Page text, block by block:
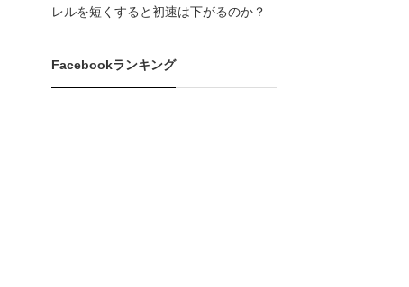
レルを短くすると初速は下がるのか？
Facebookランキング